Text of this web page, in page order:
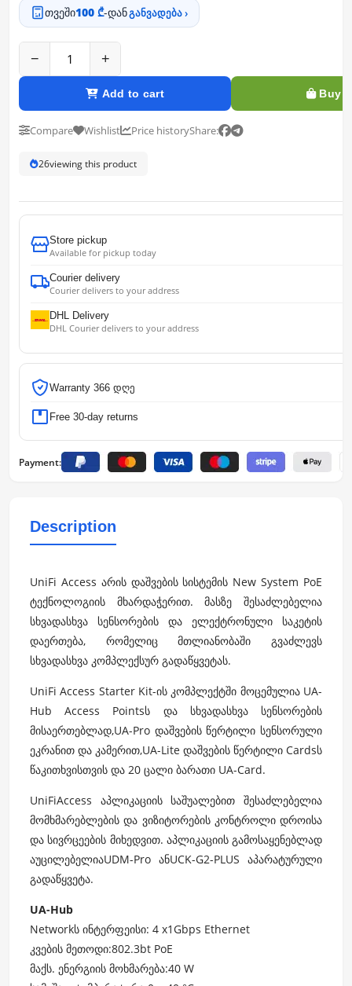
თვეში100 ₾-დანგანვადება ›
− +
Add to cart Buy
Compare Wishlist Price historyShare:
26viewing this product
Store pickup
Available for pickup today
Courier delivery
Courier delivers to your address
DHL Delivery
DHL Courier delivers to your address
Warranty 366 დღე
Free 30-day returns
Payment:
Description
UniFi Access არის დაშვების სისტემის New System PoE
ტექნოლოგიის მხარდაჭერით. მასზე შესაძლებელია
სხვადასხვა სენსორების და ელექტრონული საკეტის
დაერთება, რომელიც მთლიანობაში გვაძლევს
სხვადასხვა კომპლექსურ გადაწყვეტას.
UniFi Access Starter Kit-ის კომპლექტში მოცემულია UA-
Hub Access Pointsს და სხვადასხვა სენსორების
მისაერთებლად,UA-Pro დაშვების წერტილი სენსორული
ეკრანით და კამერით,UA-Lite დაშვების წერტილი Cardsს
წაკითხვისთვის და 20 ცალი ბარათი UA-Card.
UniFiAccess აპლიკაციის საშუალებით შესაძლებელია
მომხმარებლების და ვიზიტორების კონტროლი დროისა
და სივრცეების მიხედვით. აპლიკაციის გამოსაყენებლად
აუცილებელიაUDM-Pro ანUCK-G2-PLUS აპარატურული
გადაწყვეტა.
UA-Hub
Networkს ინტერფეისი: 4 x1Gbps Ethernet
კვების მეთოდი:802.3bt PoE
მაქს. ენერგიის მოხმარება:40 W